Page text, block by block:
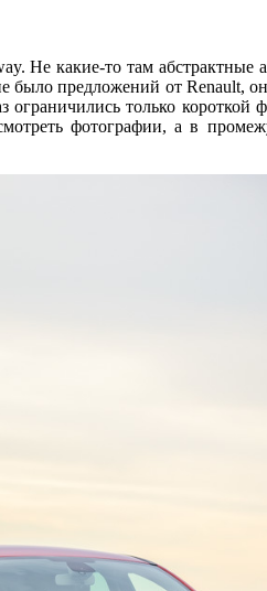
Не какие-то там
предложений от Renault,
только короткой
фотографии, а в